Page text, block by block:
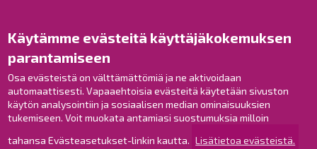
Käytämme evästeitä käyttäjäkokemuksen
parantamiseen
Osa evästeistä on välttämättömiä ja ne aktivoidaan
automaattisesti. Vapaaehtoisia evästeitä käytetään sivuston
käytön analysointiin ja sosiaalisen median ominaisuuksien
tukemiseen. Voit muokata antamiasi suostumuksia milloin
tahansa Evästeasetukset-linkin kautta. Lisätietoa evästeistä.
Raahe Facebookissa
Raahe Instagramissa
Raahe LinkedInissä
Raahe YouTubessa